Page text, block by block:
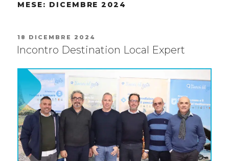
MESE: DICEMBRE 2024
18 DICEMBRE 2024
Incontro Destination Local Expert